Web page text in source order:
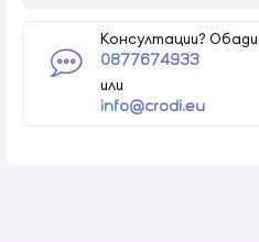
Консултации? Обади
0877674933
или
info@crodi.eu